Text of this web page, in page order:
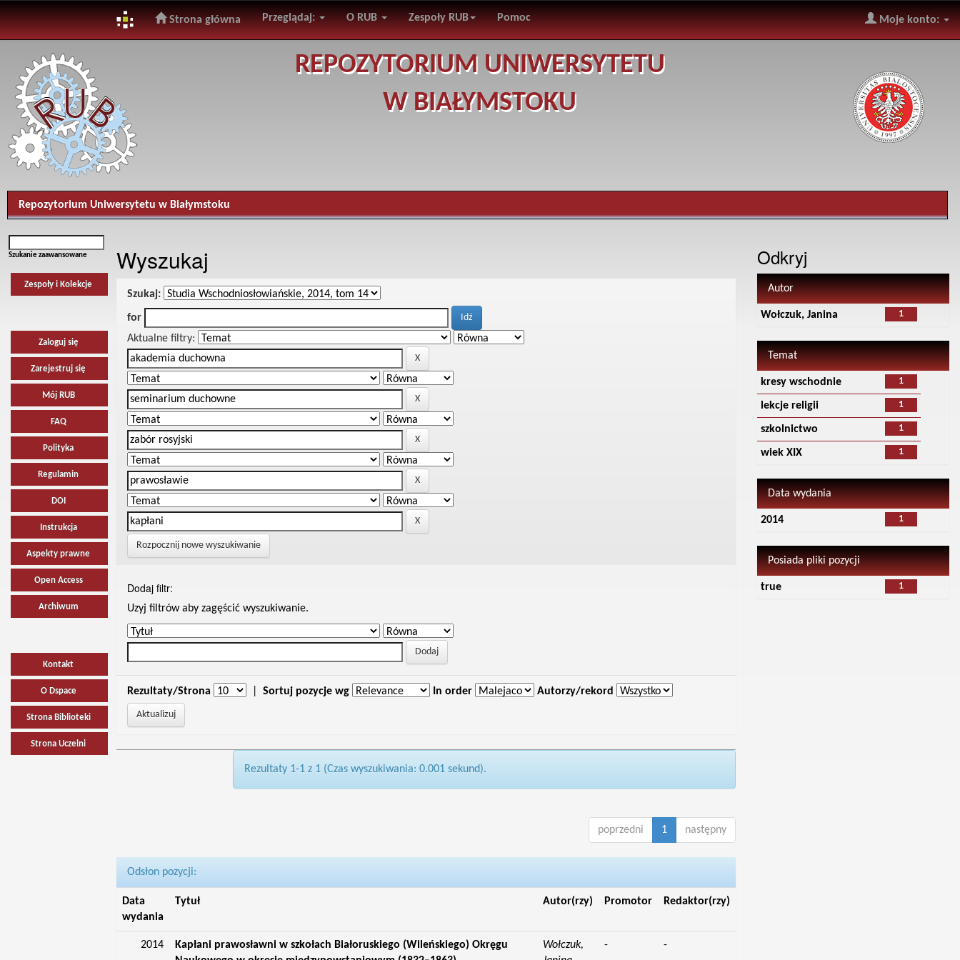
navigation
Strona główna Przeglądaj: O RUB Zespoły RUB Pomoc Moje konto:
REPOZYTORIUM UNIWERSYTETU
W BIAŁYMSTOKU
Repozytorium Uniwersytetu w Białymstoku
Szukanie zaawansowane
Zespoły i Kolekcje
Zaloguj się
Zarejestruj się
Mój RUB
FAQ
Polityka
Regulamin
DOI
Instrukcja
Aspekty prawne
Open Access
Archiwum
Kontakt
O Dspace
Strona Biblioteki
Strona Uczelni
Wyszukaj
Szukaj:
for
Aktualne filtry:
Rozpocznij nowe wyszukiwanie
Dodaj filtr:
Uzyj filtrów aby zagęścić wyszukiwanie.
Rezultaty/Strona Sortuj pozycje wg In order Autorzy/rekord
Rezultaty 1-1 z 1 (Czas wyszukiwania: 0.001 sekund).
poprzedni 1 następny
Odsłon pozycji:
Data
wydania
Tytuł Autor(rzy) Promotor Redaktor(rzy)
2014
Kapłani prawosławni w szkołach Białoruskiego (Wileńskiego) Okręgu
Wołczuk,
- -
Odkryj
Autor
1
Wołczuk, Janina
Temat
1
kresy wschodnie
1
lekcje religii
1
szkolnictwo
1
wiek XIX
Data wydania
1
2014
Posiada pliki pozycji
1
true